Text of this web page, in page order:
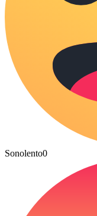
Sonolento0